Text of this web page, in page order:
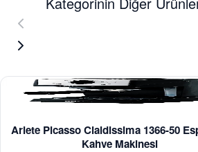
Ariete Picasso Cialdissima 1366-50
Kahve Makinesi